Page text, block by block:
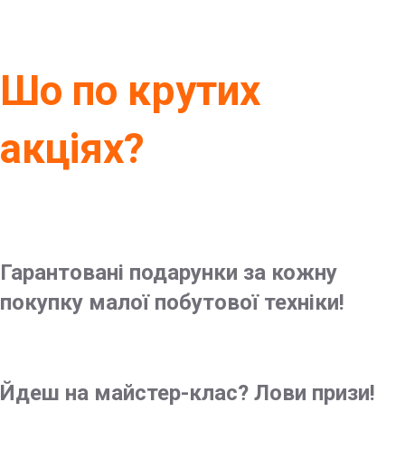
Шо по крутих
акціях?
Гарантовані подарунки за кожну
покупку малої побутової техніки!
Йдеш на майстер-клас? Лови призи!